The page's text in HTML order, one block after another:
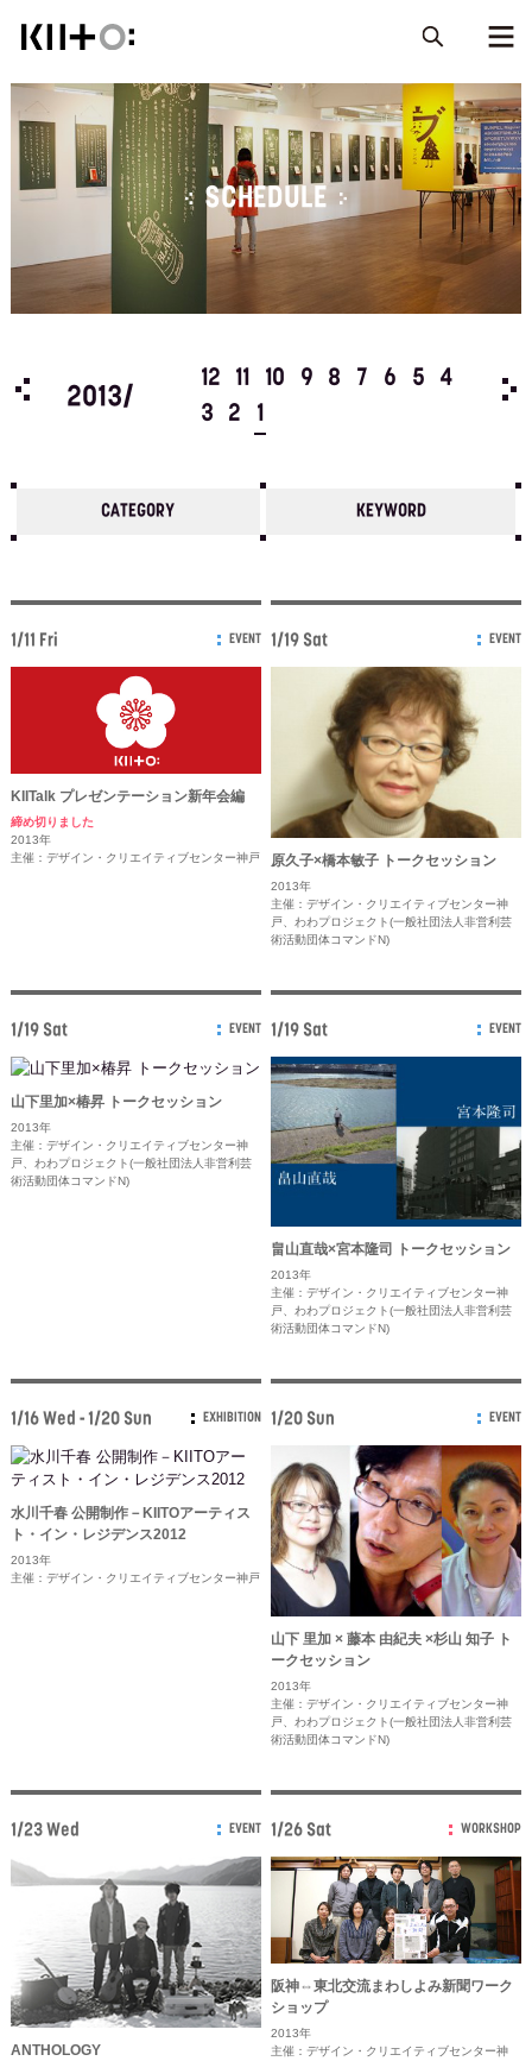
SCHEDULE
4
2013/
12 11 10 9 8 7 6 5
4
3
2 1
CATEGORY KEYWORD
1/11 Fri EVENT
KIITalk プレゼンテーション新年会編
締め切りました
2013年
主催：デザイン・クリエイティブセンター神戸
1/19 Sat EVENT
原久子×橋本敏子 トークセッション
2013年
主催：デザイン・クリエイティブセンター神
戸、わわプロジェクト(一般社団法人非営利芸
術活動団体コマンドN)
1/19 Sat EVENT
山下里加×椿昇 トークセッション
2013年
主催：デザイン・クリエイティブセンター神
戸、わわプロジェクト(一般社団法人非営利芸
術活動団体コマンドN)
1/19 Sat EVENT
畠山直哉×宮本隆司 トークセッション
2013年
主催：デザイン・クリエイティブセンター神
戸、わわプロジェクト(一般社団法人非営利芸
術活動団体コマンドN)
1/16 Wed - 1/20 Sun EXHIBITION
水川千春 公開制作－KIITOアーティス
ト・イン・レジデンス2012
2013年
主催：デザイン・クリエイティブセンター神戸
1/20 Sun EVENT
山下 里加 × 藤本 由紀夫 ×杉山 知子 ト
ークセッション
2013年
主催：デザイン・クリエイティブセンター神
戸、わわプロジェクト(一般社団法人非営利芸
術活動団体コマンドN)
1/23 Wed EVENT
ANTHOLOGY
1/26 Sat WORKSHOP
阪神⇔東北交流まわしよみ新聞ワーク
ショップ
2013年
主催：デザイン・クリエイティブセンター神